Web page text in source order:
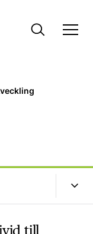
till